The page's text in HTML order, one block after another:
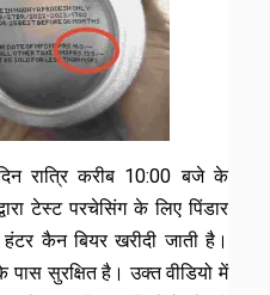
रात्रि करीब 10:00 बजे के
टेस्ट परचेसिंग के लिए पिंडार
कैन बियर खरीदी जाती है।
सुरक्षित है। उक्त वीडियो में